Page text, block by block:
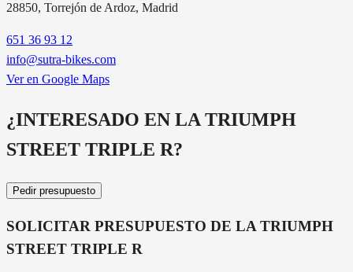
28850, Torrejón de Ardoz, Madrid
651 36 93 12
info@sutra-bikes.com
Ver en Google Maps
¿INTERESADO EN LA TRIUMPH
STREET TRIPLE R?
Pedir presupuesto
SOLICITAR PRESUPUESTO DE LA TRIUMPH
STREET TRIPLE R